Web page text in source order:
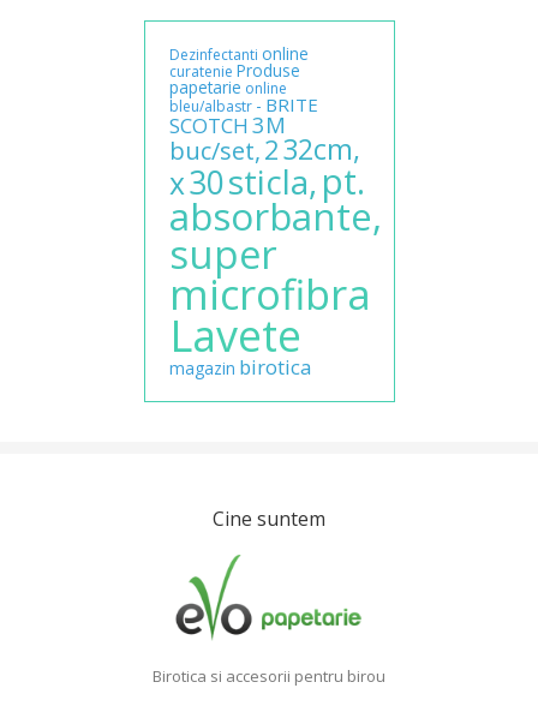
Dezinfectanti online
curatenie Produse
papetarie online
bleu/albastr - BRITE
SCOTCH 3M
buc/set,232cm,
x30sticla, pt.
absorbante,
super
microfibra
Lavete
magazin birotica
Cine suntem
Birotica si accesorii pentru birou